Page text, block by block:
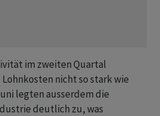
im zweiten Quartal
nicht so stark wie
legten ausserdem die
deutlich zu, was